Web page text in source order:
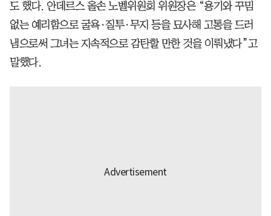
도 했다. 안데르스 올손 노벨위원회 위원장은 “용기와 꾸밈
없는 예리함으로 굴욕·질투·무지 등을 묘사해 고통을 드러
냄으로써 그녀는 지속적으로 감탄할 만한 것을 이뤄냈다”고
말했다.